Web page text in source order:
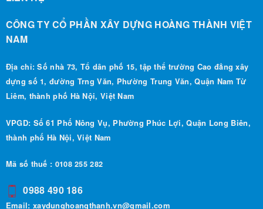
CÔNG TY CỔ PHẦN XÂY DỰNG HOÀNG THÀNH VIỆT
NAM
dựng số 1, đường Trng Văn, Phường Trung Văn, Quận Nam Từ
Liêm, thành phố Hà Nội, Việt Nam
thành phố Hà Nội, Việt Nam
Email:xaydunghoangthanh.vn@gmail.com